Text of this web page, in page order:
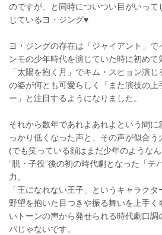
のですが、と同時についつい目がいっ
じているヨ・ジング♥
ヨ・ジングの存在は「ジャイアント」
ンモの少年時代を演じていた時に初め
「太陽を抱く月」でキム・スヒョン演
の姿が何とも可愛らしく「また演技の上
ー」と注目するようになりました。
それから数年であれよあれよという間に
っかり低くなった声と、その声が似合う
(でも笑っている顔はまだ少年のような
”脱・子役”後の初の時代劇となった「テ
力。
「王になれない王子」というキャラク
野望を抱いた目つきや振る舞いを上手
いトーンの声から発せられる時代劇口調
パじゃないです。